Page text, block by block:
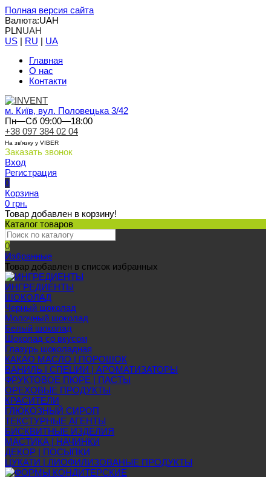
Полная версия сайта
Валюта:UAH
PLNUAH
US | RU | UA
Главная
О нас
Контакти
м. Київ, вул. Половецька 3/42
Пн—Сб 09:00—18:00
+38 097 384 02 04
На зв'язку у VIBER
Заказать звонок
Вход
Регистрация
0
Корзина
0 грн.
Товар добавлен в корзину!
Каталог товаров
0
Избранные
Товар добавлен в список избранных
ИНГРЕДИЕНТЫ
ШОКОЛАД
Черный шоколад
Молочный шоколад
Белый шоколад
Шоколад со вкусом
Глазурь шоколадная
КАКАО МАСЛО | ПОРОШОК
ВАНИЛЬ | СПЕЦИИ | АРОМАТИЗАТОРЫ
ФРУКТОВОЕ ПЮРЕ | ПАСТЫ
ОРЕХОВЫЕ ПРОДУКТЫ
КРАСИТЕЛИ
ГЛЮКОЗНЫЙ СИРОП
ТЕКСТУРНЫЕ АГЕНТЫ
БИСКВИТНЫЕ ИЗДЕЛИЯ
МАСТИКА | НАЧИНКИ
ДЕКОР | ПОСЫПКИ
ЦУКАТИ | ЛИОФИЛИЗОВАНЫЕ ПРОДУКТЫ